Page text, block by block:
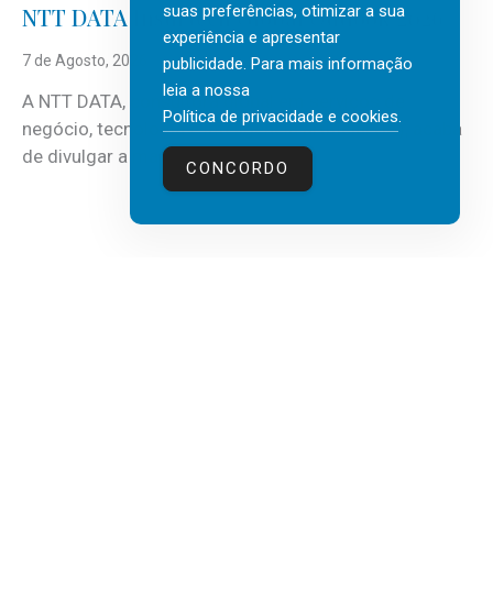
NTT DATA Insurtech Global Outlook 2026
7 de Agosto, 2026
A NTT DATA, consultora global em serviços de
negócio, tecnologia e inteligência artificial (IA), acaba
de divulgar a mais recente...
suas preferências, otimizar a sua
experiência e apresentar
publicidade. Para mais informação
leia a nossa
Política de privacidade e cookies.
CONCORDO